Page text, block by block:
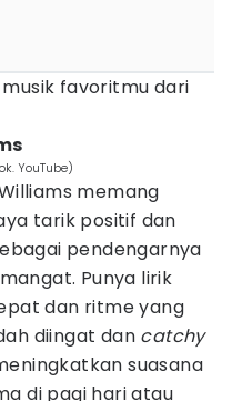
favoritmu dari
YouTube)
memang
tarik positif dan
pendengarnya
Punya lirik
dan ritme yang
diingat dan catchy
suasana
di pagi hari atau